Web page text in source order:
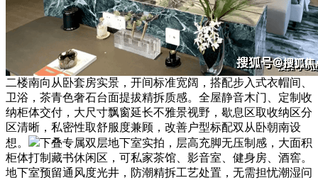
二楼南向从卧套房实景，开间标准宽阔，搭配步入式衣帽间、
卫浴，茶青色奢石台面提拔精拆质感。全屋静音木门、定制收
纳柜体交付，大尺寸飘窗延长不雅景视野，歇息区取收纳区分
区清晰，私密性取舒服度兼顾，改善户型标配双从卧朝南设
想。
下叠专属双层地下室实拍，层高充脚无压制感，大面积
柜体打制藏书休闲区，可私家茶馆、影音室、健身房、酒窖。
地下室预留通风度光井，防潮精拆工艺处置，无需担忧潮湿问